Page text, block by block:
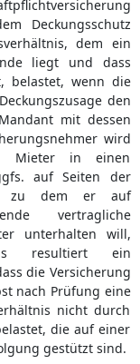
Deckungsschutz
dem ein
liegt und dass
belastet, wenn die
den
mit dessen
wird
Mieter in einen
auf Seiten der
zu dem er auf
vertragliche
unterhalten will,
resultiert ein
die Versicherung
nach Prüfung eine
nicht durch
die auf einer
gestützt sind.